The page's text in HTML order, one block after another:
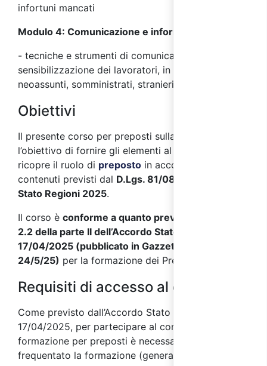
infortuni mancati
Modulo 4: Comunicazione e informazione:
- tecniche e strumenti di comunicazione e
sensibilizzazione dei lavoratori, in particolare
neoassunti, somministrati, stranieri
Obiettivi
Il presente corso per preposti sulla sicurezza ha
l’obiettivo di fornire gli elementi al personale che
ricopre il ruolo di preposto in accordo con i
contenuti previsti dal D.Lgs. 81/08
Stato Regioni 2025.
Il corso è conforme a quanto previsto nel punto
2.2 della parte II dell’Accordo Stato Regioni del
17/04/2025 (pubblicato in Gazzetta Ufficiale il
24/5/25) per la formazione dei Preposti.
Requisiti di accesso al corso
Come previsto dall’Accordo Stato Regioni
17/04/2025, per partecipare al corso di
formazione per preposti è necessario aver
frequentato la formazione (generale e specifica)